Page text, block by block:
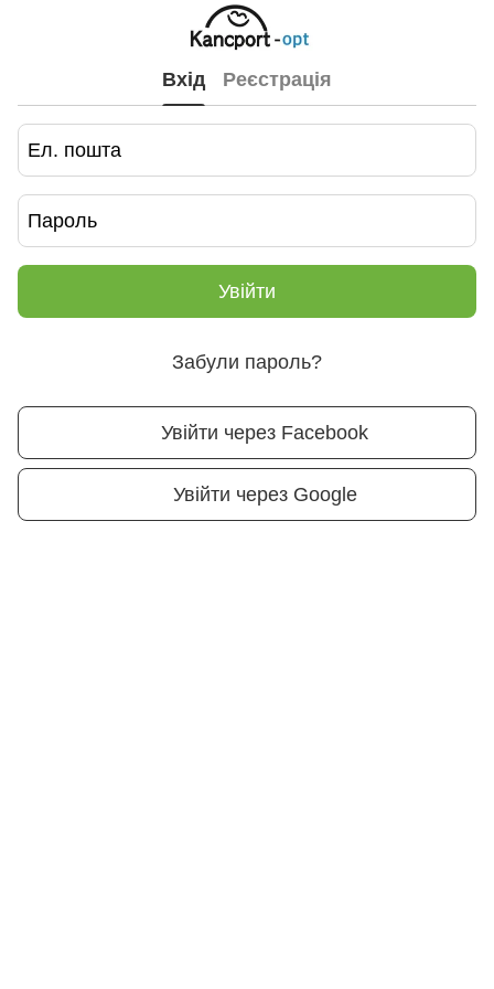
Вхід Реєстрація
Увійти
Забули пароль?
Увійти через Facebook
Увійти через Google